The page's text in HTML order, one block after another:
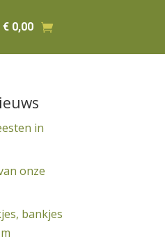
€ 0,00
in
onze
bankjes